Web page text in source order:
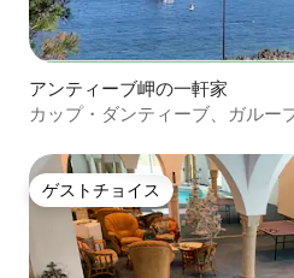
アンティーブ岬の一軒家
カップ・ダンティーブ、ガルー
ゲストチョイス
ゲストチョイス